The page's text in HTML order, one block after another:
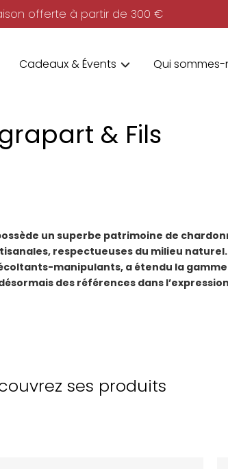
offerte à partir de 300 €
Cadeaux & Évents Qui sommes-
& Fils
un superbe patrimoine de
respectueuses du milieu
manipulants, a étendu la
des références dans
ses produits